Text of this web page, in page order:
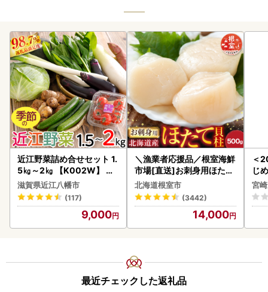
近江野菜詰め合せセット 1.
5㎏～2㎏ 【K002W】 野
菜 旬 新鮮
滋賀県近江八幡市
(117)
9,000
＼漁業者応援品／根室海鮮
市場[直送]お刺身用ほたて
貝柱500g A-28002
北海道根室市
(3442)
14,000
＜
じ
ロ
宮
最近チェックした返礼品